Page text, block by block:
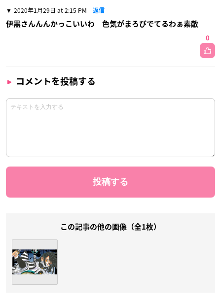
2020年1月29日 at 2:15 PM 返信
伊黒さんんんかっこいいわ 色気がまろびでてるわぁ素敵
0
コメントを投稿する
この記事の他の画像（全1枚）